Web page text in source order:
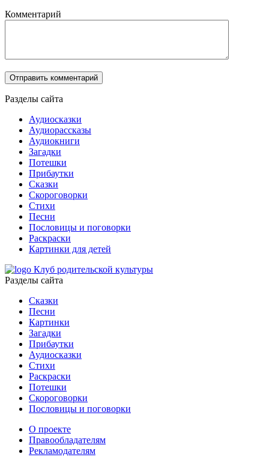
Комментарий
Разделы сайта
Аудиосказки
Аудиорассказы
Аудиокниги
Загадки
Потешки
Прибаутки
Сказки
Скороговорки
Стихи
Песни
Пословицы и поговорки
Раскраски
Картинки для детей
Клуб родительской культуры
Разделы сайта
Сказки
Песни
Картинки
Загадки
Прибаутки
Аудиосказки
Стихи
Раскраски
Потешки
Скороговорки
Пословицы и поговорки
О проекте
Правообладателям
Рекламодателям